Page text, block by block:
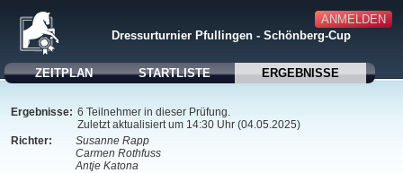
ANMELDEN
Dressurturnier Pfullingen - Schönberg-Cup
ZEITPLAN STARTLISTE ERGEBNISSE
Ergebnisse: 6 Teilnehmer in dieser Prüfung.
Zuletzt aktualisiert um 14:30 Uhr (04.05.2025)
Richter:
Susanne Rapp
Carmen Rothfuss
Antje Katona